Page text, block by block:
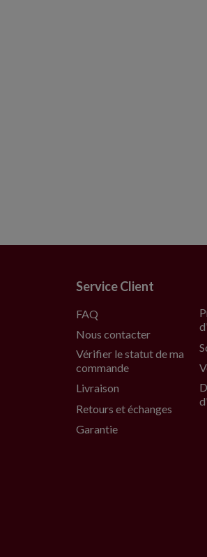
Service Client
FAQ
Nous contacter
Vérifier le statut de ma
commande
Livraison
Retours et échanges
Garantie